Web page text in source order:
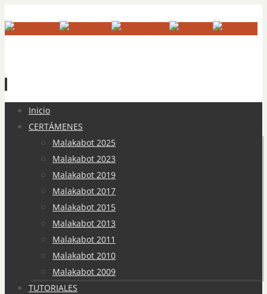
contenido
Inicio
CERTÁMENES
Malakabot 2025
Malakabot 2023
Malakabot 2019
Malakabot 2017
Malakabot 2015
Malakabot 2013
Malakabot 2011
Malakabot 2010
Malakabot 2009
TUTORIALES